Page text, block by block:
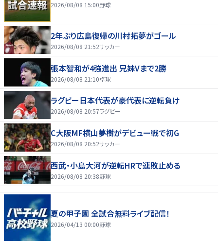
2026/08/08 15:00野球
2年ぶり広島復帰の川村拓夢がゴール
2026/08/08 21:52サッカー
張本智和が4強進出 兄妹Vまで2勝
2026/08/08 21:10卓球
ラグビー日本代表が豪代表に逆転負け
2026/08/08 20:57ラグビー
C大阪MF横山夢樹がデビュー戦で初G
2026/08/08 20:52サッカー
西武・小島大河が逆転HRで連敗止める
2026/08/08 20:38野球
夏の甲子園 全試合無料ライブ配信！
2026/04/13 00:00野球